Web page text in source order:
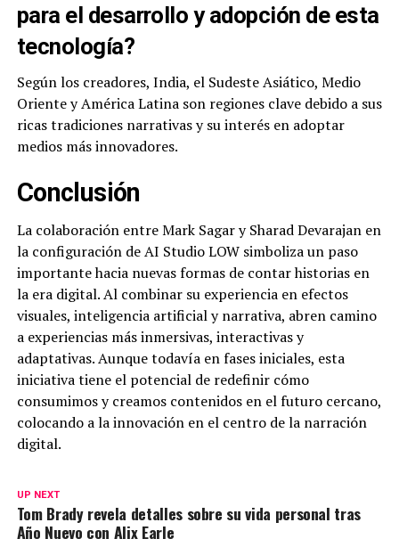
para el desarrollo y adopción de esta
tecnología?
Según los creadores, India, el Sudeste Asiático, Medio
Oriente y América Latina son regiones clave debido a sus
ricas tradiciones narrativas y su interés en adoptar
medios más innovadores.
Conclusión
La colaboración entre Mark Sagar y Sharad Devarajan en
la configuración de AI Studio LOW simboliza un paso
importante hacia nuevas formas de contar historias en
la era digital. Al combinar su experiencia en efectos
visuales, inteligencia artificial y narrativa, abren camino
a experiencias más inmersivas, interactivas y
adaptativas. Aunque todavía en fases iniciales, esta
iniciativa tiene el potencial de redefinir cómo
consumimos y creamos contenidos en el futuro cercano,
colocando a la innovación en el centro de la narración
digital.
UP NEXT
Tom Brady revela detalles sobre su vida personal tras
Año Nuevo con Alix Earle